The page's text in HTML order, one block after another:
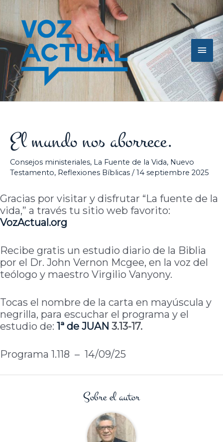
contenido
El mundo nos aborrece.
Consejos ministeriales, La Fuente de la Vida, Nuevo
Testamento, Reflexiones Bíblicas /14 septiembre 2025
Gracias por visitar y disfrutar “La fuente de la
vida,” a través tu sitio web favorito:
VozActual.org
Recibe gratis un estudio diario de la Biblia
por el Dr. John Vernon Mcgee, en la voz del
teólogo y maestro Virgilio Vanyony.
Tocas el nombre de la carta en mayúscula y
negrilla, para escuchar el programa y el
estudio de: 1ª de JUAN 3.13-17.
Programa 1.118 – 14/09/25
Sobre el autor